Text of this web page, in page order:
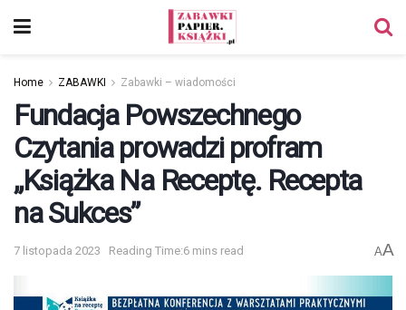
Home ZABAWKI Zabawki – wiadomości
Fundacja Powszechnego
Czytania prowadzi profram
„Książka Na Receptę. Recepta
na Sukces”
7 listopada 2023 Reading Time:6 mins read AA